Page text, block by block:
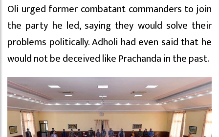
Oli urged former combatant commanders to join
the party he led, saying they would solve their
problems politically. Adholi had even said that he
would not be deceived like Prachanda in the past.